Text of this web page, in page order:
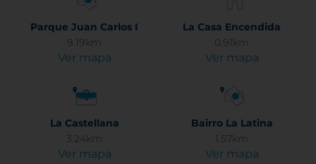
Parque Juan Carlos I
9.19km
Ver mapa
La Casa Encendida
0.91km
Ver mapa
La Castellana
3.24km
Ver mapa
Bairro La Latina
1.57km
Ver mapa